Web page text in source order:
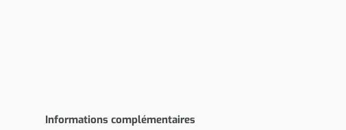
Informations complémentaires